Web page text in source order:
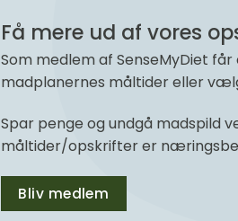
Få mere ud af vores
Som medlem af SenseMyDiet
madplanernes måltider eller
Spar penge og undgå madspild
måltider/opskrifter er
Bliv medlem